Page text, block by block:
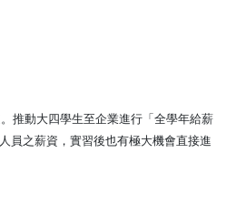
推動大四學生至企業進行「全學年給薪
員之薪資，實習後也有極大機會直接進